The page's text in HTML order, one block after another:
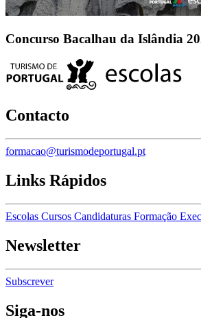
Concurso Bacalhau da Islândia
Contacto
formacao@turismodeportugal.pt
Links Rápidos
Escolas Cursos Candidaturas Formação
Newsletter
Subscrever
Siga-nos